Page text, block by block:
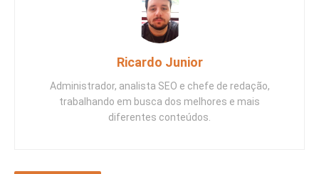
Ricardo Junior
Administrador, analista SEO e chefe de redação,
trabalhando em busca dos melhores e mais
diferentes conteúdos.